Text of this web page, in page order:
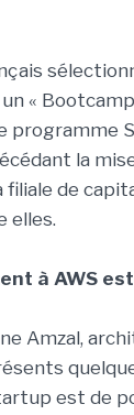
«
programme
la
filiale de
elles.
à AWS
Amzal,
est de